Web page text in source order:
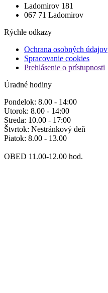
Ladomirov 181
067 71 Ladomirov
Rýchle odkazy
Ochrana osobných údajov
Spracovanie cookies
Prehlásenie o prístupnosti
Úradné hodiny
Pondelok: 8.00 - 14:00
Utorok: 8.00 - 14:00
Streda: 10.00 - 17:00
Štvrtok: Nestránkový deň
Piatok: 8.00 - 13.00
OBED 11.00-12.00 hod.